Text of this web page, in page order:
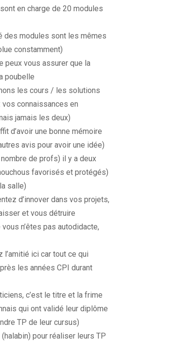
en charge de 20 modules
des modules sont les mêmes
constamment)
peux vous assurer que la
poubelle
les cours / les solutions
connaissances en
jamais les deux)
d’avoir une bonne mémoire
avis pour avoir une idée)
nombre de profs) il y a deux
favorisés et protégés)
salle)
d’innover dans vos projets,
et vous détruire
n’êtes pas autodidacte,
l’amitié ici car tout ce qui
les années CPI durant
c’est le titre et la frime
qui ont validé leur diplôme
TP de leur cursus)
pour réaliser leurs TP